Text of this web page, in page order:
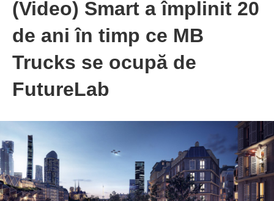
(Video) Smart a împlinit 20
de ani în timp ce MB
Trucks se ocupă de
FutureLab